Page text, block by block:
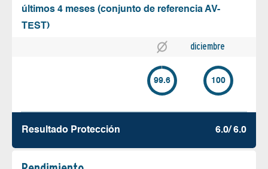
últimos 4 meses (conjunto de referencia AV-
TEST)
diciembre
99.6 100
Resultado Protección 6.0/ 6.0